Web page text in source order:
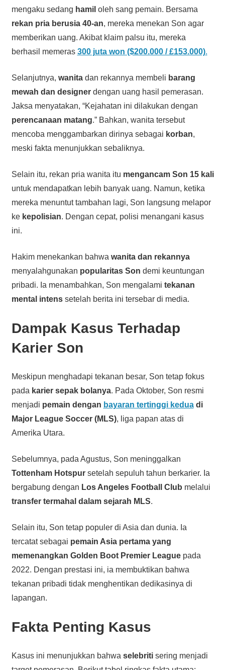
mengaku sedang hamil oleh sang pemain. Bersama
rekan pria berusia 40-an, mereka menekan Son agar
memberikan uang. Akibat klaim palsu itu, mereka
berhasil memeras 300 juta won ($200.000 / £153.000).
Selanjutnya, wanitadan rekannya membeli barang
mewah dan designerdengan uang hasil pemerasan.
Jaksa menyatakan, “Kejahatan ini dilakukan dengan
perencanaan matang.” Bahkan, wanita tersebut
mencoba menggambarkan dirinya sebagai korban,
meski fakta menunjukkan sebaliknya.
Selain itu, rekan pria wanita itu mengancam Son 15 kali
untuk mendapatkan lebih banyak uang. Namun, ketika
mereka menuntut tambahan lagi, Son langsung melapor
ke kepolisian. Dengan cepat, polisi menangani kasus
ini.
Hakim menekankan bahwa wanita dan rekannya
menyalahgunakan popularitas Son demi keuntungan
pribadi. Ia menambahkan, Son mengalami tekanan
mental intenssetelah berita ini tersebar di media.
Dampak Kasus Terhadap
Karier Son
Meskipun menghadapi tekanan besar, Son tetap fokus
pada karier sepak bolanya. Pada Oktober, Son resmi
menjadi pemain dengan bayaran tertinggi keduadi
Major League Soccer (MLS), liga papan atas di
Amerika Utara.
Sebelumnya, pada Agustus, Son meninggalkan
Tottenham Hotspursetelah sepuluh tahun berkarier. Ia
bergabung dengan Los Angeles Football Club melalui
transfer termahal dalam sejarah MLS.
Selain itu, Son tetap populer di Asia dan dunia. Ia
tercatat sebagai pemain Asia pertama yang
memenangkan Golden Boot Premier Leaguepada
2022. Dengan prestasi ini, ia membuktikan bahwa
tekanan pribadi tidak menghentikan dedikasinya di
lapangan.
Fakta Penting Kasus
Kasus ini menunjukkan bahwa selebritisering menjadi